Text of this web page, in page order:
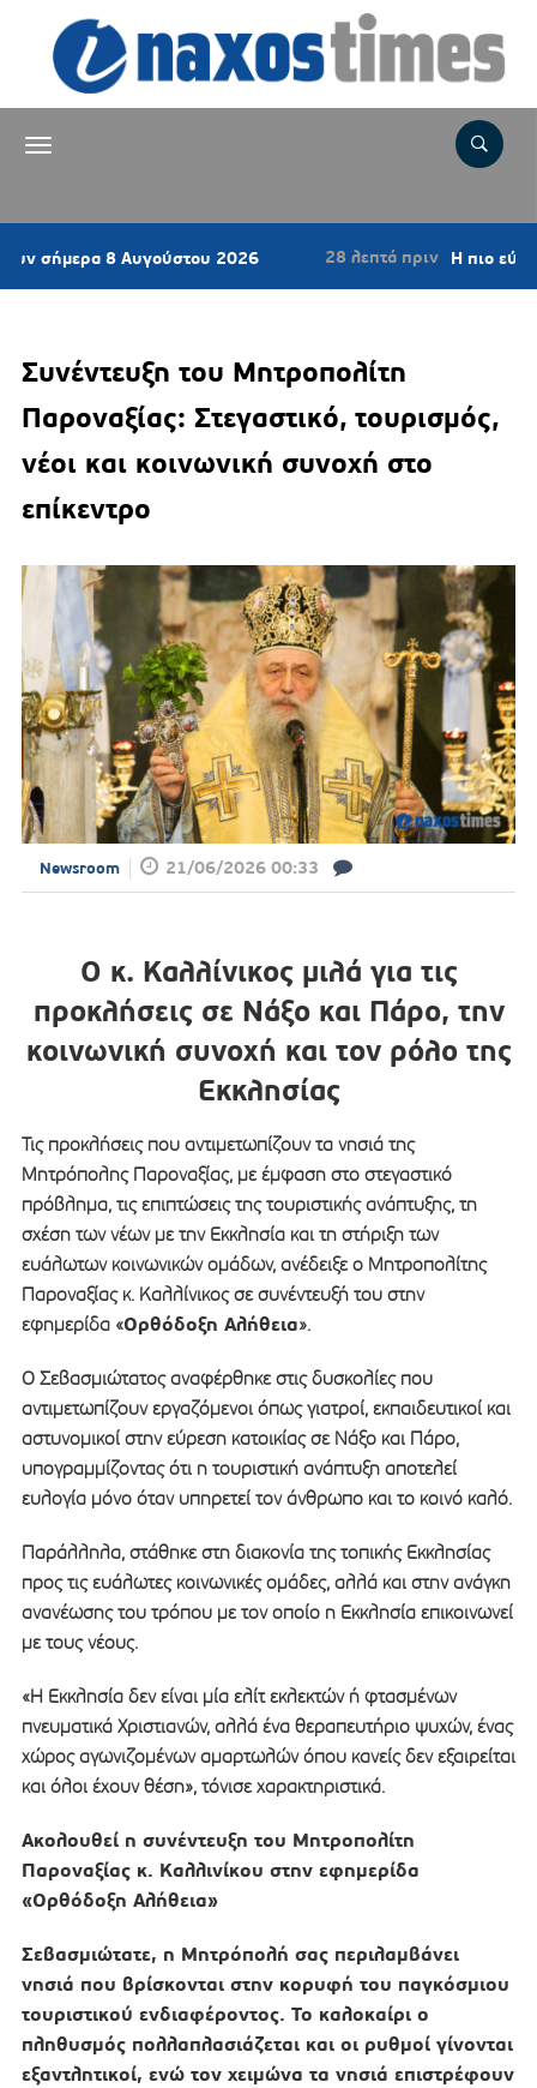
8 Αυγούστου 2026 28 λεπτά πριν Η πιο εύκολη
Συνέντευξη του Μητροπολίτη
Παροναξίας: Στεγαστικό, τουρισμός,
νέοι και κοινωνική συνοχή στο
επίκεντρο
Newsroom 21/06/2026 00:33
Ο κ. Καλλίνικος μιλά για τις
προκλήσεις σε Νάξο και Πάρο, την
κοινωνική συνοχή και τον ρόλο της
Εκκλησίας
Τις προκλήσεις που αντιμετωπίζουν τα νησιά της
Μητρόπολης Παροναξίας, με έμφαση στο στεγαστικό
πρόβλημα, τις επιπτώσεις της τουριστικής ανάπτυξης, τη
σχέση των νέων με την Εκκλησία και τη στήριξη των
ευάλωτων κοινωνικών ομάδων, ανέδειξε ο Μητροπολίτης
Παροναξίας κ. Καλλίνικος σε συνέντευξή του στην
εφημερίδα «Ορθόδοξη Αλήθεια».
Ο Σεβασμιώτατος αναφέρθηκε στις δυσκολίες που
αντιμετωπίζουν εργαζόμενοι όπως γιατροί, εκπαιδευτικοί και
αστυνομικοί στην εύρεση κατοικίας σε Νάξο και Πάρο,
υπογραμμίζοντας ότι η τουριστική ανάπτυξη αποτελεί
ευλογία μόνο όταν υπηρετεί τον άνθρωπο και το κοινό καλό.
Παράλληλα, στάθηκε στη διακονία της τοπικής Εκκλησίας
προς τις ευάλωτες κοινωνικές ομάδες, αλλά και στην ανάγκη
ανανέωσης του τρόπου με τον οποίο η Εκκλησία επικοινωνεί
με τους νέους.
«Η Εκκλησία δεν είναι μία ελίτ εκλεκτών ή φτασμένων
πνευματικά Χριστιανών, αλλά ένα θεραπευτήριο ψυχών, ένας
χώρος αγωνιζομένων αμαρτωλών όπου κανείς δεν εξαιρείται
και όλοι έχουν θέση», τόνισε χαρακτηριστικά.
Ακολουθεί η συνέντευξη του Μητροπολίτη
Παροναξίας κ. Καλλινίκου στην εφημερίδα
«Ορθόδοξη Αλήθεια»
Σεβασμιώτατε, η Μητρόπολή σας περιλαμβάνει
νησιά που βρίσκονται στην κορυφή του παγκόσμιου
τουριστικού ενδιαφέροντος. Το καλοκαίρι ο
πληθυσμός πολλαπλασιάζεται και οι ρυθμοί γίνονται
εξαντλητικοί, ενώ τον χειμώνα τα νησιά επιστρέφουν